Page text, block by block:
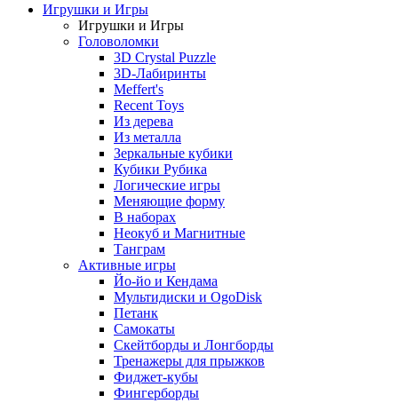
Игрушки и Игры
Игрушки и Игры
Головоломки
3D Crystal Puzzle
3D-Лабиринты
Meffert's
Recent Toys
Из дерева
Из металла
Зеркальные кубики
Кубики Рубика
Логические игры
Меняющие форму
В наборах
Неокуб и Магнитные
Танграм
Активные игры
Йо-йо и Кендама
Мультидиски и OgoDisk
Петанк
Самокаты
Скейтборды и Лонгборды
Тренажеры для прыжков
Фиджет-кубы
Фингерборды